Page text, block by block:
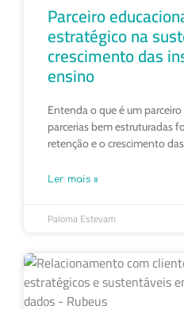
Parceiro
estratégico na
crescimento das
ensino
Entenda o que é um
parcerias bem estruturadas
retenção e o crescimento
Ler mais »
Paloma Estevam